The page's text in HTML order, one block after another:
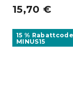
15,70 €
15 %
MINUS15